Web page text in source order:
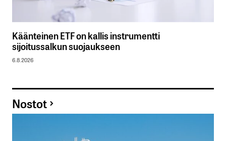
Käänteinen ETF on kallis instrumentti
sijoitussalkun suojaukseen
6.8.2026
Nostot